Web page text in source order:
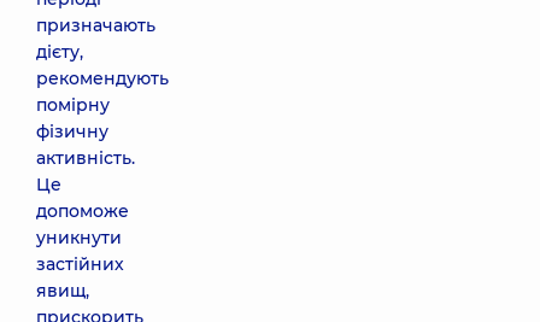
призначають
дієту,
рекомендують
помірну
фізичну
активність.
Це
допоможе
уникнути
застійних
явищ,
прискорить